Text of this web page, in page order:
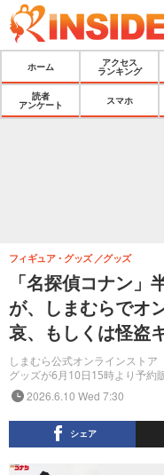
ホーム
アクセス
ランキング
読者
アンケート
スマホ
「名探偵コナン」
が、しまむらでオ
哀、もしくは怪盗
しまむら公式オンラインスト
グッズが6月10日15時より予約
フィギュア・グッズ グッズ
2026.6.10 Wed 7:30
シェア